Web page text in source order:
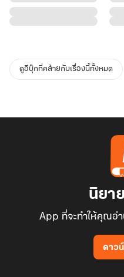
ดูอีบุ๊กที่คล้ายกับเรื่องนี้ทั้งหมด
นิยา
App ที่จะทำให้คุณอ่
ดาว